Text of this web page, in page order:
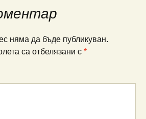
няма да бъде публикуван.
са отбелязани с *